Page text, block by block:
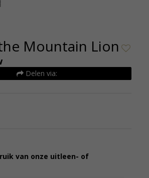
Mountain Lion
Delen via:
van onze uitleen- of